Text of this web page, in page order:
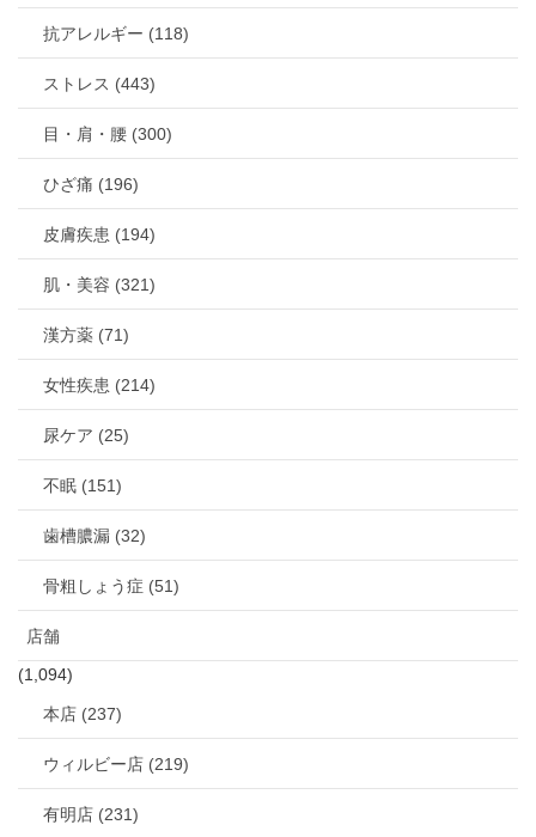
抗アレルギー (118)
ストレス (443)
目・肩・腰 (300)
ひざ痛 (196)
皮膚疾患 (194)
肌・美容 (321)
漢方薬 (71)
女性疾患 (214)
尿ケア (25)
不眠 (151)
歯槽膿漏 (32)
骨粗しょう症 (51)
店舗
(1,094)
本店 (237)
ウィルビー店 (219)
有明店 (231)